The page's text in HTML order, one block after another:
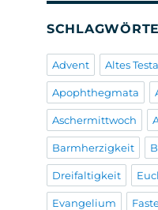
Advent Altes
Apophthegmata
Aschermittwoch
Barmherzigkeit
Dreifaltigkeit
Evangelium